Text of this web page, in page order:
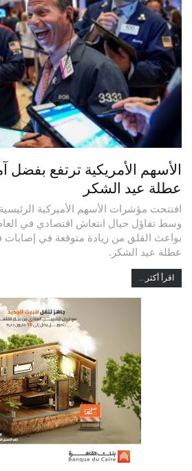
الأسهم الأمريكية ترتفع بفضل
عطلة عيد الشكر
افتتحت مؤشرات الأسهم الأميركية
وسط تفاؤل حيال انتعاش اقتصادي في
بواعث القلق من زيادة متوقعة في
عطلة عيد الشكر.
اقرأ أكثر...